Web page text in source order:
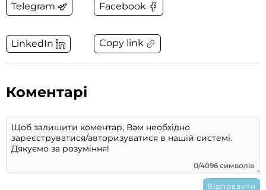
Telegram Facebook
LinkedIn Copy link
Коментарі
0/4096 символів